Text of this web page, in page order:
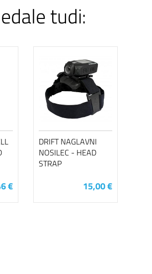
tudi:
€
DRIFT NAGLAVNI
NOSILEC - HEAD
STRAP
15,00 €